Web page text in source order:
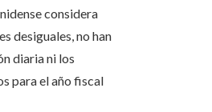
considera
desiguales, no han
diaria ni los
para el año fiscal